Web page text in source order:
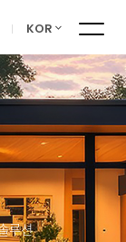
KOR
루션